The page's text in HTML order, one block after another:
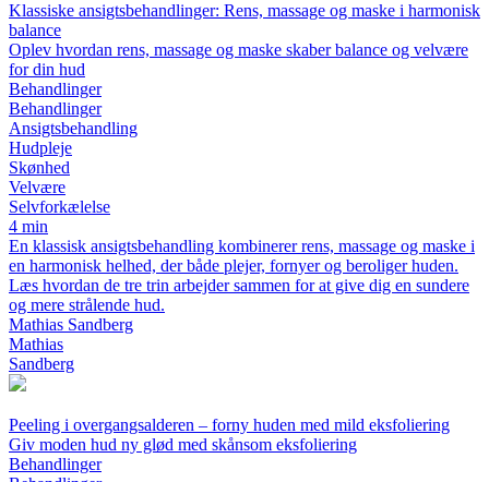
Klassiske ansigtsbehandlinger: Rens, massage og maske i harmonisk
balance
Oplev hvordan rens, massage og maske skaber balance og velvære
for din hud
Behandlinger
Behandlinger
Ansigtsbehandling
Hudpleje
Skønhed
Velvære
Selvforkælelse
4 min
En klassisk ansigtsbehandling kombinerer rens, massage og maske i
en harmonisk helhed, der både plejer, fornyer og beroliger huden.
Læs hvordan de tre trin arbejder sammen for at give dig en sundere
og mere strålende hud.
Mathias Sandberg
Mathias
Sandberg
Peeling i overgangsalderen – forny huden med mild eksfoliering
Giv moden hud ny glød med skånsom eksfoliering
Behandlinger